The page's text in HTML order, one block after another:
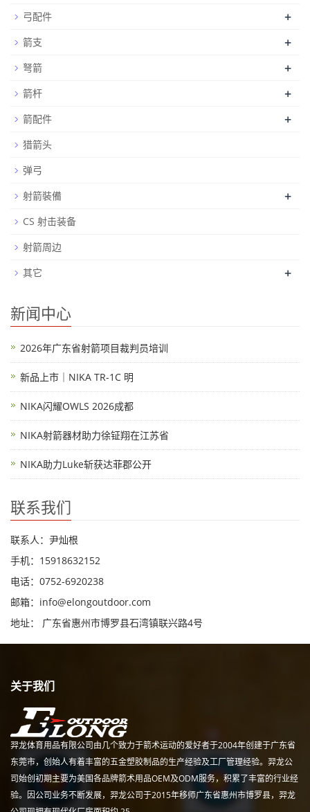
弓配件 +
箭支 +
弩箭 +
箭杆 +
箭配件 +
猎箭头
弹弓
射箭裝備
+
CS 射击装备
射箭周边
其它
+
新闻中心
2026年广东省射箭项目裁判员培训
新品上市｜NIKA TR-1C 明
NIKA闪耀OWLS 2026成都
NIKA射箭器材助力徐钲翔在江苏省
NIKA助力Luke斩获达菲郡公开
联系我们
联系人：尹灿根
手机：15918632152
电话：0752-6920238
邮箱： info@elongoutdoor.com
地址： 广东省惠州市博罗县石湾镇联兴路4号
关于我们
羿龙体育用品有限公司由几个致力于箭术运动的爱好者于2004年创建于广东省
东莞市，创始人有着丰富的五金塑胶制品的生产经验及工厂管理经验。羿龙公
司始创初期主要为美国各品牌箭术用品OEM及ODM服务，积累了丰富的行业经
验。因公司业务不断发展，羿龙公司于2015年移师广东省惠州市博罗县，羿龙